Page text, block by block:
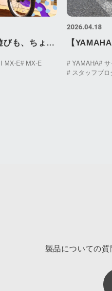
も、ちょう
MX-E# MX-E
2026.04.18
【
の積載力！
# YAMAHA# サ
# スタッフブロ
製品についての質